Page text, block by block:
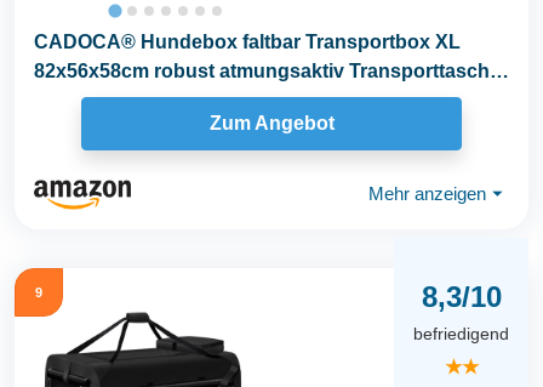
CADOCA® Hundebox faltbar Transportbox XL
82x56x58cm robust atmungsaktiv Transporttasche
Auto...
Zum Angebot
Mehr anzeigen ⏷
9 8,3/10
befriedigend
★★